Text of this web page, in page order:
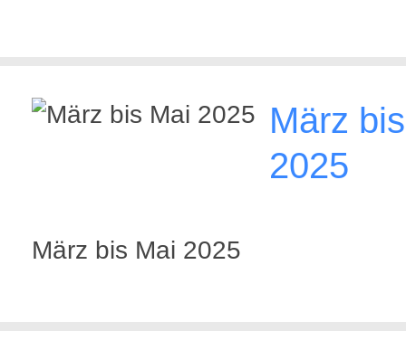
März
2025
März bis Mai 2025